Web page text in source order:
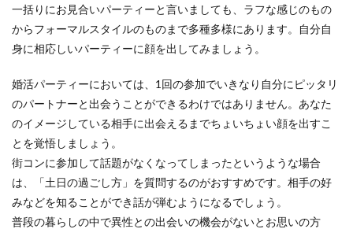
一括りにお見合いパーティーと言いましても、ラフな感じのもの
からフォーマルスタイルのものまで多種多様にあります。自分自
身に相応しいパーティーに顔を出してみましょう。
婚活パーティーにおいては、1回の参加でいきなり自分にピッタリ
のパートナーと出会うことができるわけではありません。あなた
のイメージしている相手に出会えるまでちょいちょい顔を出すこ
とを覚悟しましょう。
街コンに参加して話題がなくなってしまったというような場合
は、「土日の過ごし方」を質問するのがおすすめです。相手の好
みなどを知ることができ話が弾むようになるでしょう。
普段の暮らしの中で異性との出会いの機会がないとお思いの方